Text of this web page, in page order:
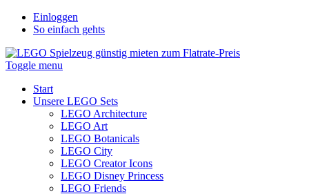
Einloggen
So einfach gehts
Toggle menu
Start
Unsere LEGO Sets
LEGO Architecture
LEGO Art
LEGO Botanicals
LEGO City
LEGO Creator Icons
LEGO Disney Princess
LEGO Friends